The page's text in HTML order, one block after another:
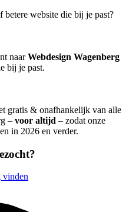
betere website die bij je past?
naarWebdesign Wagenberg
bij je past.
gratis & onafhankelijk van alle
– voor altijd – zodat onze
in 2026 en verder.
vinden